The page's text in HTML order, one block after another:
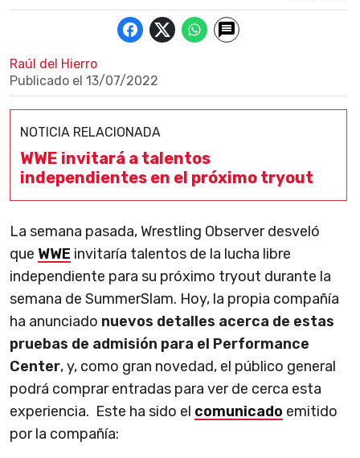
Raúl del Hierro
Publicado el 13/07/2022
NOTICIA RELACIONADA
WWE invitará a talentos
independientes en el próximo tryout
La semana pasada, Wrestling Observer desveló
que WWE invitaría talentos de la lucha libre
independiente para su próximo tryout durante la
semana de SummerSlam. Hoy, la propia compañía
ha anunciado nuevos detalles acerca de estas
pruebas de admisión para el Performance
Center, y, como gran novedad, el público general
podrá comprar entradas para ver de cerca esta
experiencia. Este ha sido el comunicado emitido
por la compañía: